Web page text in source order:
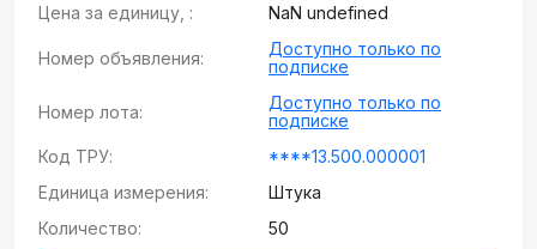
Цена за единицу, : NaN undefined
Номер объявления:
Доступно только по
подписке
Номер лота:
Доступно только по
подписке
Код ТРУ:
****13.500.000001
Единица измерения:
Штука
Количество:
50